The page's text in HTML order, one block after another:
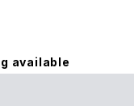
available